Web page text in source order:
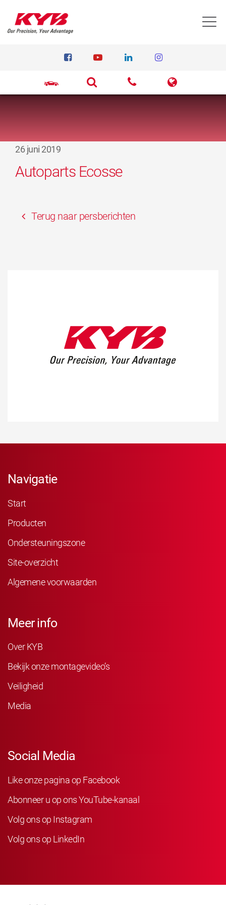
26 juni 2019
Autoparts Ecosse
Terug naar persberichten
Navigatie
Start
Producten
Ondersteuningszone
Site-overzicht
Algemene voorwaarden
Meer info
Over KYB
Bekijk onze montagevideo’s
Veiligheid
Media
Social Media
Like onze pagina op Facebook
Abonneer u op ons YouTube-kanaal
Volg ons op Instagram
Volg ons op LinkedIn